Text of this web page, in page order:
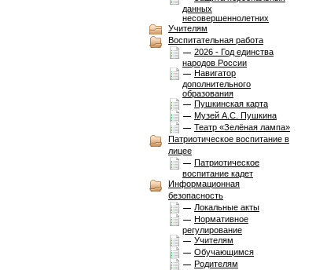
данных
несовершеннолетних
Учителям
Воспитательная работа
2026 - Год единства
народов России
Навигатор
дополнительного
образования
Пушкинская карта
Музей А.С. Пушкина
Театр «Зелёная лампа»
Патриотическое воспитание в
лицее
Патриотическое
воспитание кадет
Информационная
безопасность
Локальные акты
Нормативное
регулирование
Учителям
Обучающимся
Родителям